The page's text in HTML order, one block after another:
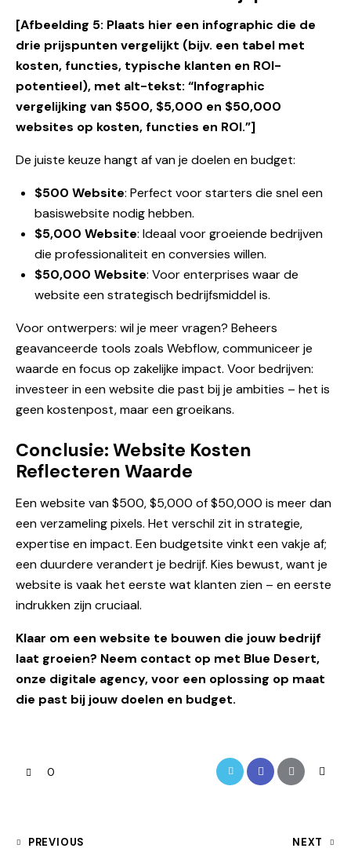
[Afbeelding 5: Plaats hier een infographic die de
drie prijspunten vergelijkt (bijv. een tabel met
kosten, functies, typische klanten en ROI-
potentieel), met alt-tekst: “Infographic
vergelijking van $500, $5,000 en $50,000
websites op kosten, functies en ROI.”]
De juiste keuze hangt af van je doelen en budget:
$500 Website: Perfect voor starters die snel een
basiswebsite nodig hebben.
$5,000 Website: Ideaal voor groeiende bedrijven
die professionaliteit en conversies willen.
$50,000 Website: Voor enterprises waar de
website een strategisch bedrijfsmiddel is.
Voor ontwerpers: wil je meer vragen? Beheers
geavanceerde tools zoals Webflow, communiceer je
waarde en focus op zakelijke impact. Voor bedrijven:
investeer in een website die past bij je ambities – het is
geen kostenpost, maar een groeikans.
Conclusie: Website Kosten
Reflecteren Waarde
Een website van $500, $5,000 of $50,000 is meer dan
een verzameling pixels. Het verschil zit in strategie,
expertise en impact. Een budgetsite vinkt een vakje af;
een duurdere verandert je bedrijf. Kies bewust, want je
website is vaak het eerste wat klanten zien – en eerste
indrukken zijn cruciaal.
Klaar om een website te bouwen die jouw bedrijf
laat groeien? Neem contact op met Blue Desert,
onze digitale agency, voor een oplossing op maat
die past bij jouw doelen en budget.
0
PREVIOUS NEXT